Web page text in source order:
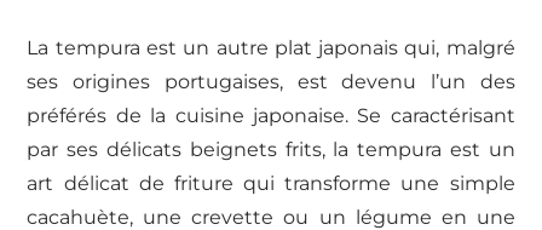
La tempura est un autre plat japonais qui, malgré
ses origines portugaises, est devenu l’un des
préférés de la cuisine japonaise. Se caractérisant
par ses délicats beignets frits, la tempura est un
art délicat de friture qui transforme une simple
cacahuète, une crevette ou un légume en une